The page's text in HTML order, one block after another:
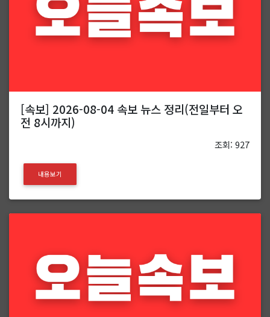
[속보] 2026-08-04 속보 뉴스 정리(전일부터 오
전 8시까지)
조회: 927
내용보기